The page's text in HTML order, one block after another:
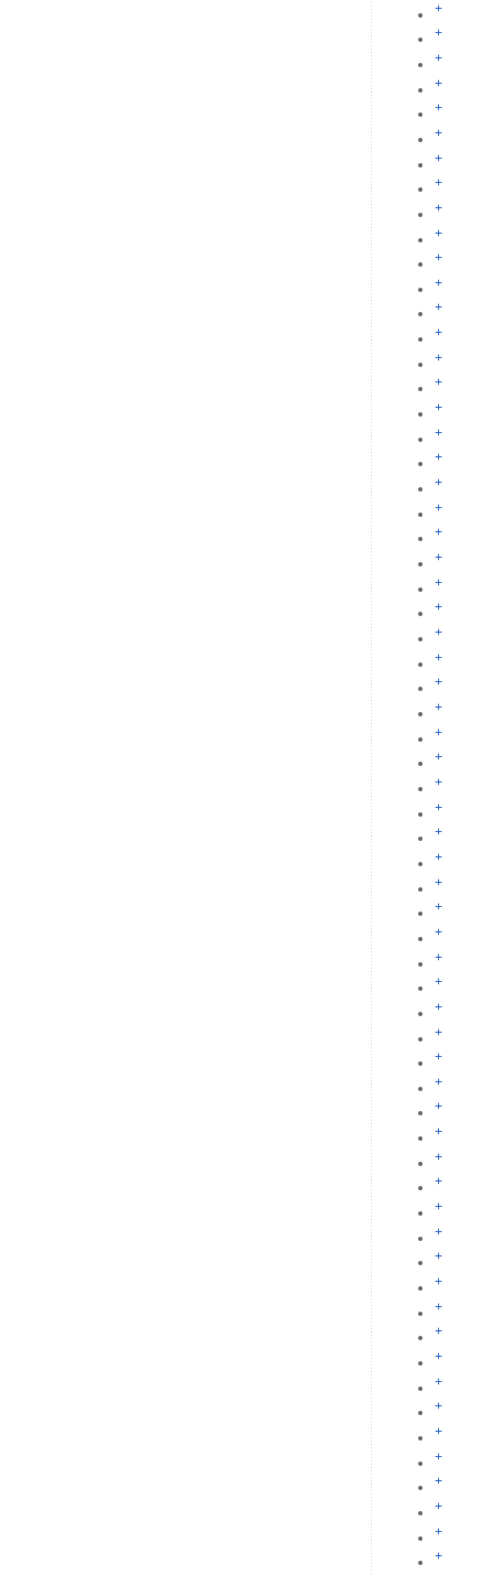
+
+
+
+
+
+
+
+
+
+
+
+
+
+
+
+
+
+
+
+
+
+
+
+
+
+
+
+
+
+
+
+
+
+
+
+
+
+
+
+
+
+
+
+
+
+
+
+
+
+
+
+
+
+
+
+
+
+
+
+
+
+
+